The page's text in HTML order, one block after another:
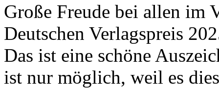
Große Freude bei allen im
Deutschen Verlagspreis
Das ist eine schöne
ist nur möglich, weil es